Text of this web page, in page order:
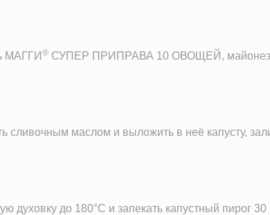
МАГГИ ® СУПЕР ПРИПРАВА 10 ОВОЩЕЙ, майонез,
сливочным маслом и выложить в неё капусту,
духовку до 180°С и запекать капустный пирог